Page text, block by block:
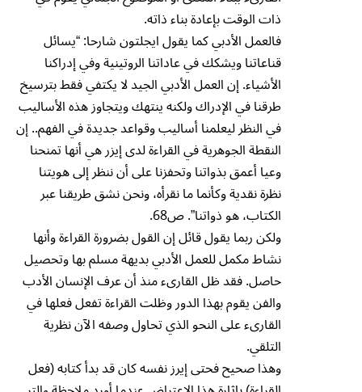
ذات الوقت بإعادة بناء ذاته.
فالعمل الأدبي كما يقول ايجلتون شارحا: “يسائل
قناعاتنا ويشكك في عاداتنا الروتينية وفي إدراكنا
الأشياء. إن العمل الأدبي الجيد لا يكتفي فقط بترسيخ
طرقنا في الإدراك ولكنه ينتهك ويتجاوز هذه الأساليب
في النظر ليعلمنا أساليب وقواعد جديدة في الفهم.. إن
النقطة الجوهرية في القراءة لدى إيزر هي أنها تمنحنا
وعيا أعمق بذواتنا وتحفزنا على أن ننظر إلى هويتنا
نظرة نقدية وكأنما ما نقرأه، ونحن نشق طريقنا عبر
الكتاب، هو ذواتنا”. ص68.
ولكن ربما يقول قائل إن القول بضرورة القراءة وأنها
نشاط مكمل للعمل الأدبي بديهة مسلم بها وتحصيل
حاصل. فقد ظل القارىء منذ أن عرف الإنسان الأدب
والفن يقوم بهذا الدور وظلت القراءة تفعل فعلها في
القارىء على النحو الذي تحاول وصفه الآن نظرية
التلقي.
وهذا صحيح فحتى إيرز نفسه كان قد بدأ كتابه (فعل